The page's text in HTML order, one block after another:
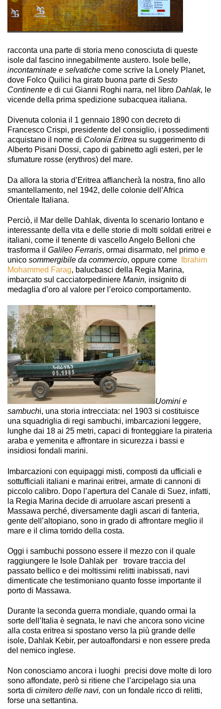
racconta una parte di storia meno conosciuta di queste
isole dal fascino innegabilmente austero. Isole belle,
incontaminate e selvatiche come scrive la Lonely Planet,
dove Folco Quilici ha girato buona parte di Sesto
Continente e di cui Gianni Roghi narra, nel libro Dahlak, le
vicende della prima spedizione subacquea italiana.
Divenuta colonia il 1 gennaio 1890 con decreto di
Francesco Crispi, presidente del consiglio, i possedimenti
acquistano il nome di Colonia Eritrea su suggerimento di
Alberto Pisani Dossi, capo di gabinetto agli esteri, per le
sfumature rosse (erythros) del mare.
Da allora la storia d’Eritrea affiancherà la nostra, fino allo
smantellamento, nel 1942, delle colonie dell’Africa
Orientale Italiana.
Perciò, il Mar delle Dahlak, diventa lo scenario lontano e
interessante della vita e delle storie di molti soldati eritrei e
italiani, come il tenente di vascello Angelo Belloni che
trasforma il Galileo Ferraris, ormai disarmato, nel primo e
unico sommergibile da commercio, oppure come
Ibrahim
Mohammed Farag, balucbasci della Regia Marina,
imbarcato sul cacciatorpediniere Manin, insignito di
medaglia d’oro al valore per l’eroico comportamento.
Uomini e
sambuchi, una storia intrecciata: nel 1903 si costituisce
una squadriglia di regi sambuchi, imbarcazioni leggere,
lunghe dai 18 ai 25 metri, capaci di fronteggiare la pirateria
araba e yemenita e affrontare in sicurezza i bassi e
insidiosi fondali marini.
Imbarcazioni con equipaggi misti, composti da ufficiali e
sottufficiali italiani e marinai eritrei, armate di cannoni di
piccolo calibro. Dopo l’apertura del Canale di Suez, infatti,
la Regia Marina decide di arruolare ascari presenti a
Massawa perché, diversamente dagli ascari di fanteria,
gente dell’altopiano, sono in grado di affrontare meglio il
mare e il clima torrido della costa.
Oggi i sambuchi possono essere il mezzo con il quale
raggiungere le Isole Dahlak per trovare traccia del
passato bellico e dei moltissimi relitti inabissati, navi
dimenticate che testimoniano quanto fosse importante il
porto di Massawa.
Durante la seconda guerra mondiale, quando ormai la
sorte dell’Italia è segnata, le navi che ancora sono vicine
alla costa eritrea si spostano verso la più grande delle
isole, Dahlak Kebir, per autoaffondarsi e non essere preda
del nemico inglese.
Non conosciamo ancora i luoghi precisi dove molte di loro
sono affondate, però si ritiene che l’arcipelago sia una
sorta di cimitero delle navi, con un fondale ricco di relitti,
forse una settantina.